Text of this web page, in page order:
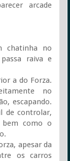
arcade
chatinha no
raiva e
a do Forza.
no
escapando.
de controlar,
como o
apesar da
os carros